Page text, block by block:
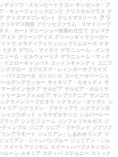
ギョソウ・スカンピードラゴン キンセンカ・ブ
・キューフェリックピンク クリスタルグラス
ク
クリスマスプレゼント クリスマスリース
クリ
クリスマス雑貨 クリソセファラム・スマイリープ
ス・カートマニージョー枝垂れ仕立て クレマチ
イス グリーンアイズ グリーンギャラリーガー
イトウ ケネディアイリッシュプリムローズ ケネ
イオス ゲウム・マイタイ ゲラニューム・インカ
ューム・ビルウォーリス ゲラニューム・マック
イエローキャンパス コットンキャンディ
コニフ
ググロー
コプロスマ・レインボーサプライズ
・バリエガータ コンロンカ
コーヒーオベーショ
ールデンクラッカー サイネリア・セネッティ サ
マーポインセチア サルビア サルビア・ホルミナ
トリーユーフォルビア サンブリテニア サンユウ
シクラメンリーフビオラ シクラメン・オリガミ
シ
トリア シクラメン・プチティアラ
シクラメン月
ショコラポット シラサギカヤツリ
シルバーレー
ラック シンビジューム シンフォリカルポス
ジ
ティンプル ジニア ジニア・プチランド ジプソフ
ンアラモード ジュリアン・しあわせリング ジ
ジュリアン・シャンパンブルー ジュリアン・シル
スイートアリッサム
スイートハーブメキシカン
ルーン スキミア スティパ ステルニー
ストック